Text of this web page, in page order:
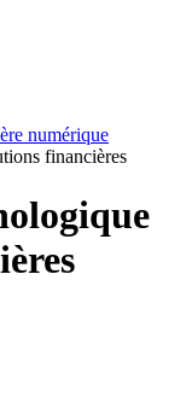
numérique
financières